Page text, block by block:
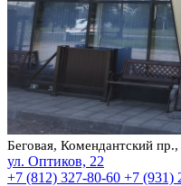
Беговая, Комендантский
ул. Оптиков, 22
+7 (812) 327-80-60 +7 (931)